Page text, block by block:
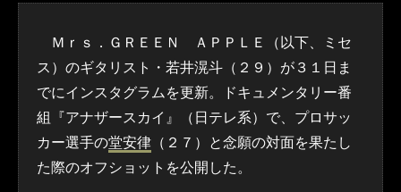
Ｍｒｓ．ＧＲＥＥＮ ＡＰＰＬＥ（以下、ミセ
ス）のギタリスト・若井滉斗（２９）が３１日ま
でにインスタグラムを更新。ドキュメンタリー番
組『アナザースカイ』（日テレ系）で、プロサッ
カー選手の堂安律 （２７）と念願の対面を果たし
た際のオフショットを公開した。